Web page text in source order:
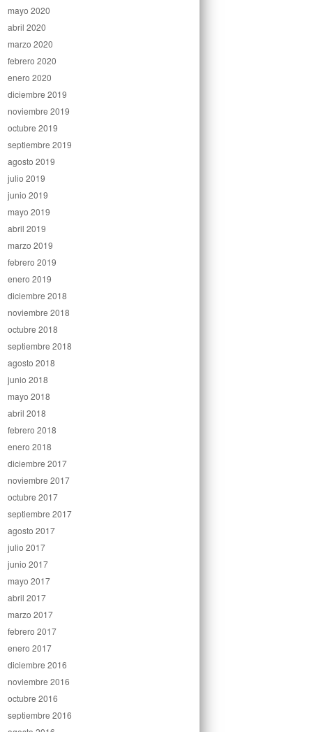
mayo 2020
abril 2020
marzo 2020
febrero 2020
enero 2020
diciembre 2019
noviembre 2019
octubre 2019
septiembre 2019
agosto 2019
julio 2019
junio 2019
mayo 2019
abril 2019
marzo 2019
febrero 2019
enero 2019
diciembre 2018
noviembre 2018
octubre 2018
septiembre 2018
agosto 2018
junio 2018
mayo 2018
abril 2018
febrero 2018
enero 2018
diciembre 2017
noviembre 2017
octubre 2017
septiembre 2017
agosto 2017
julio 2017
junio 2017
mayo 2017
abril 2017
marzo 2017
febrero 2017
enero 2017
diciembre 2016
noviembre 2016
octubre 2016
septiembre 2016